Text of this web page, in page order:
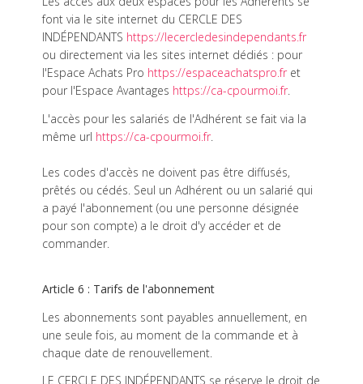
font via le site internet du CERCLE DES
INDÉPENDANTS https://lecercledesindependants.fr
ou directement via les sites internet dédiés : pour
l'Espace Achats Pro https://espaceachatspro.fr et
pour l'Espace Avantages https://ca-cpourmoi.fr.
L'accès pour les salariés de l'Adhérent se fait via la
même url https://ca-cpourmoi.fr
Les codes d'accès ne doivent pas être diffusés,
prêtés ou cédés. Seul un Adhérent ou un salarié qui
a payé l'abonnement (ou une personne désignée
pour son compte) a le droit d'y accéder et de
commander.
Article 6 : Tarifs de l'abonnement
Les abonnements sont payables annuellement, en
une seule fois, au moment de la commande et à
chaque date de renouvellement.
LE CERCLE DES INDÉPENDANTS se réserve le droit de